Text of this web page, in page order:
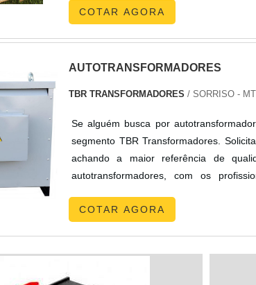
possível encontrar ...
COTAR AGORA
AUTOTRANSFORMADORES
TBR TRANSFORMADORES / SORRISO - MT
Se alguém busca por
segmento TBR Transformadores.
achando a maior referência de
autotransformadores, com os
AUTOTRANSFORMADORESA TBR
COTAR AGORA